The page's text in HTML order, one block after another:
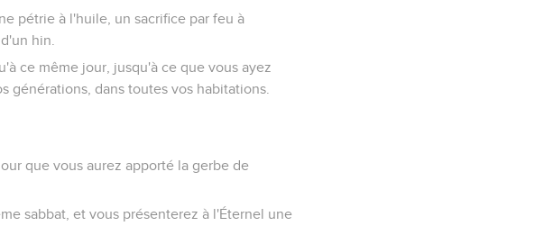
pétrie à l'huile, un sacrifice par feu à
hin.
ce même jour, jusqu'à ce que vous ayez
générations, dans toutes vos habitations.
que vous aurez apporté la gerbe de
sabbat, et vous présenterez à l'Éternel une